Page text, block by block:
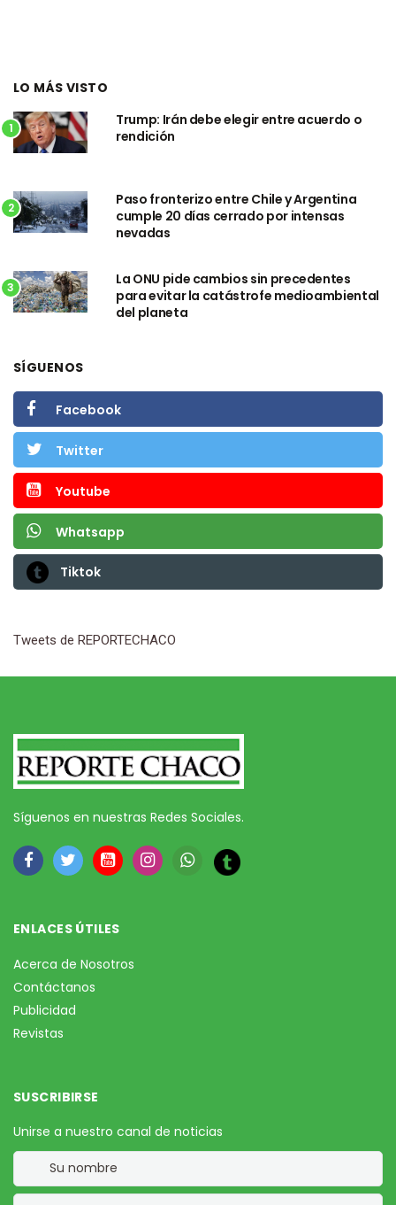
LO MÁS VISTO
1
Trump: Irán debe elegir entre acuerdo o
rendición
2
Paso fronterizo entre Chile y Argentina
cumple 20 días cerrado por intensas
nevadas
3
La ONU pide cambios sin precedentes
para evitar la catástrofe medioambiental
del planeta
SÍGUENOS
Facebook
Twitter
Youtube
Whatsapp
Tiktok
Tweets de REPORTECHACO
Síguenos en nuestras Redes Sociales.
ENLACES ÚTILES
Acerca de Nosotros
Contáctanos
Publicidad
Revistas
SUSCRIBIRSE
Unirse a nuestro canal de noticias